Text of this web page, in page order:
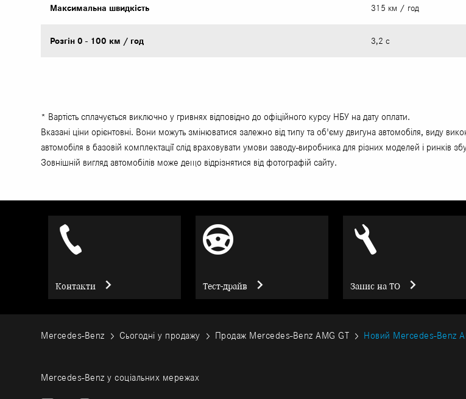
Максимальна швидкість 315 км / год
Розгін 0 - 100 км / год 3,2 с
* Вартість сплачується виключно у гривнях відповідно до офіційного курсу НБУ на дату оплати.
Вказані ціни орієнтовні. Вони можуть змінюватися залежно від типу та об'єму двигуна автомобіля, виду
автомобіля в базовій комплектації слід враховувати умови заводу-виробника для різних моделей і ринків
Зовнішній вигляд автомобілів може дещо відрізнятися від фотографій сайту.
Контакти Тест-драйв Запис на ТО
Mercedes-Benz Сьогодні у продажу Продаж Mercedes-Benz AMG GT Новий Mercedes-Benz
Mercedes-Benz у соціальних мережах